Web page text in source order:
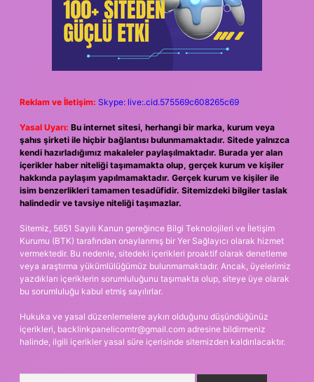
Reklam ve İletişim: Skype: live:.cid.575569c608265c69
Yasal Uyarı: Bu internet sitesi, herhangi bir marka, kurum veya
şahıs şirketi ile hiçbir bağlantısı bulunmamaktadır. Sitede yalnızca
kendi hazırladığımız makaleler paylaşılmaktadır. Burada yer alan
içerikler haber niteliği taşımamakta olup, gerçek kurum ve kişiler
hakkında paylaşım yapılmamaktadır. Gerçek kurum ve kişiler ile
isim benzerlikleri tamamen tesadüfidir. Sitemizdeki bilgiler taslak
halindedir ve tavsiye niteliği taşımazlar.
Sitemiz, 5651 Sayılı Kanun gereğince Bilgi Teknolojileri ve İletişim
Kurumu (BTK) tarafından onaylanmış bir Yer Sağlayıcı olarak hizmet
vermektedir. Bu nedenle, sitedeki içerikleri proaktif olarak denetleme
veya araştırma yükümlülüğümüz bulunmamaktadır. Ancak, üyelerimiz
yazdıkları içeriklerin sorumluluğunu taşımakta olup, siteye üye olarak
bu sorumluluğu kabul etmiş sayılırlar.
Hukuka ve yasal düzenlemelere aykırı olduğunu düşündüğünüz
içerikleri, backlinkpanelicomtr@gmail.com adresine bildirmeniz
halinde, ilgili içerikler yasal süre içerisinde sitemizden kaldırılacaktır.